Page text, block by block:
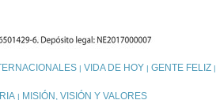
| VIDA DE HOY | GENTE FELIZ|
| MISIÓN, VISIÓN Y VALORES